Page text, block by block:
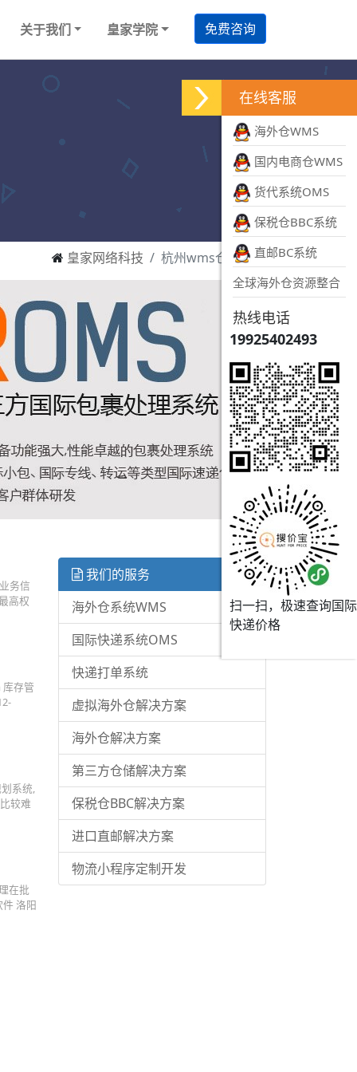
关于我们 皇家学院 免费咨询
皇家网络科技 杭州wms仓库系统
务信
高权
存管
系统,
较难
在批
洛阳
我们的服务
海外仓系统WMS
国际快递系统OMS
快递打单系统
虚拟海外仓解决方案
海外仓解决方案
第三方仓储解决方案
保税仓BBC解决方案
进口直邮解决方案
物流小程序定制开发
在线客服
海外仓WMS
国内电商仓WMS
货代系统OMS
保税仓BBC系统
直邮BC系统
全球海外仓资源整合
热线电话
19925402493
扫一扫，极速查询国际
快递价格